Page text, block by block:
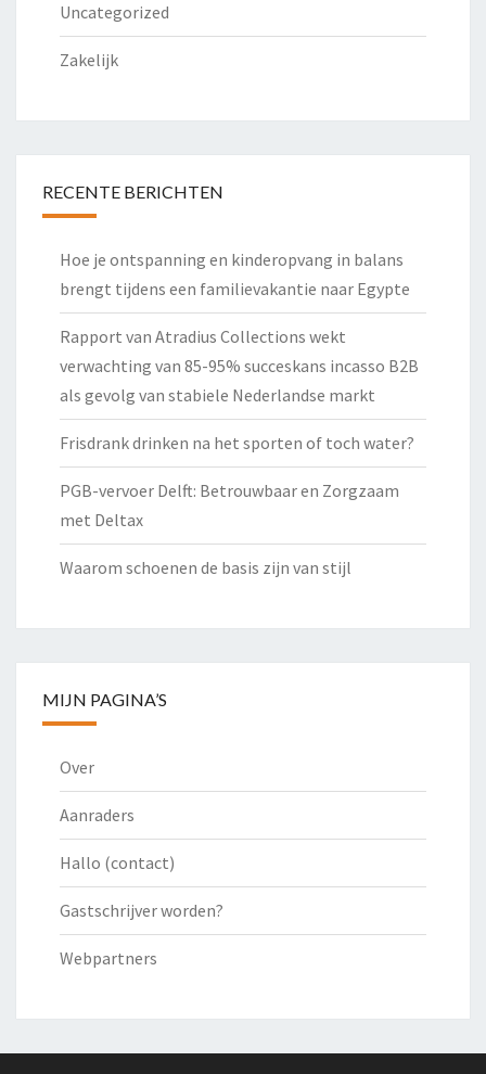
Uncategorized
Zakelijk
RECENTE BERICHTEN
Hoe je ontspanning en kinderopvang in balans
brengt tijdens een familievakantie naar Egypte
Rapport van Atradius Collections wekt
verwachting van 85-95% succeskans incasso B2B
als gevolg van stabiele Nederlandse markt
Frisdrank drinken na het sporten of toch water?
PGB-vervoer Delft: Betrouwbaar en Zorgzaam
met Deltax
Waarom schoenen de basis zijn van stijl
MIJN PAGINA’S
Over
Aanraders
Hallo (contact)
Gastschrijver worden?
Webpartners